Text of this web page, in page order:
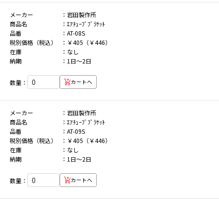
メーカー
岩田製作所
商品名
ｴｱﾁｭｰﾌﾞﾌﾞﾗｹｯﾄ
品番
AT-08S
税別価格（税込）
￥405（￥446）
在庫
なし
納期
1日～2日
数量： カートへ
メーカー
岩田製作所
商品名
ｴｱﾁｭｰﾌﾞﾌﾞﾗｹｯﾄ
品番
AT-09S
税別価格（税込）
￥405（￥446）
在庫
なし
納期
1日～2日
数量： カートへ